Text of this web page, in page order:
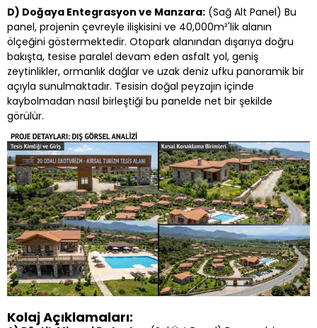
D) Doğaya Entegrasyon ve Manzara: (Sağ Alt Panel) Bu
panel, projenin çevreyle ilişkisini ve 40,000m²'lik alanın
ölçeğini göstermektedir. Otopark alanından dışarıya doğru
bakışta, tesise paralel devam eden asfalt yol, geniş
zeytinlikler, ormanlık dağlar ve uzak deniz ufku panoramik bir
açıyla sunulmaktadır. Tesisin doğal peyzajın içinde
kaybolmadan nasıl birleştiği bu panelde net bir şekilde
görülür.
Kolaj Açıklamaları: